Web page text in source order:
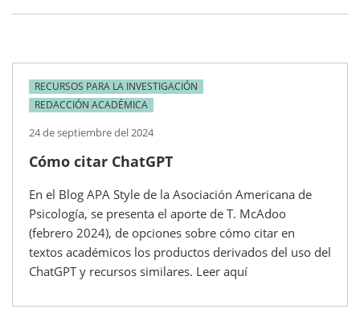
RECURSOS PARA LA INVESTIGACIÓN
REDACCIÓN ACADÉMICA
24 de septiembre del 2024
Cómo citar ChatGPT
En el Blog APA Style de la Asociación Americana de
Psicología, se presenta el aporte de T. McAdoo
(febrero 2024), de opciones sobre cómo citar en
textos académicos los productos derivados del uso del
ChatGPT y recursos similares. Leer aquí